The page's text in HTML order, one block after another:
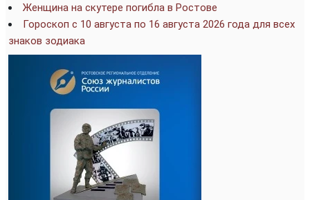
Женщина на скутере погибла в Ростове
Гороскоп с 10 августа по 16 августа 2026 года для всех
знаков зодиака